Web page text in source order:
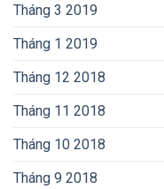
Tháng 3 2019
Tháng 1 2019
Tháng 12 2018
Tháng 11 2018
Tháng 10 2018
Tháng 9 2018